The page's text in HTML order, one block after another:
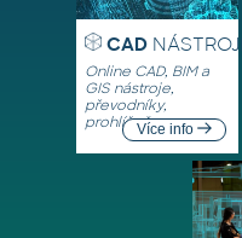
CADNÁSTROJE
Online CAD, BIM a
GIS nástroje,
převodníky,
prohlížečeVíce info